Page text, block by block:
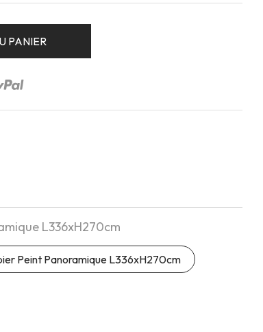
PANIER
L336xH270cm
Peint Panoramique L336xH270cm